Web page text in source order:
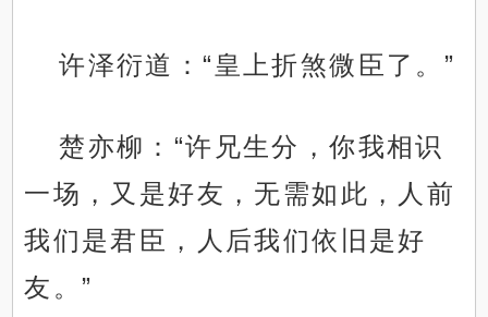
许泽衍道：“皇上折煞微臣了。”
楚亦柳：“许兄生分，你我相识
一场，又是好友，无需如此，人前
我们是君臣，人后我们依旧是好
友。”